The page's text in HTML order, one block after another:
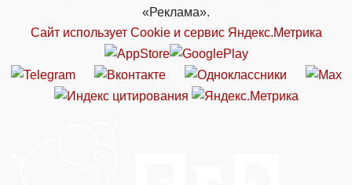
«Реклама».
Сайт использует Cookie и сервиc Яндекс.Метрика